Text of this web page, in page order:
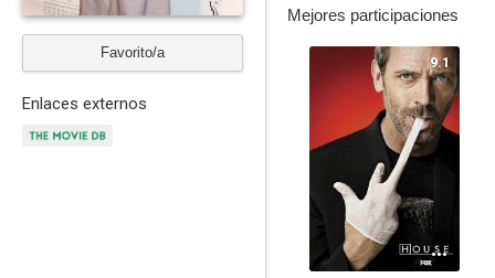
Favorito/a
Enlaces externos
Mejores participaciones
9.1